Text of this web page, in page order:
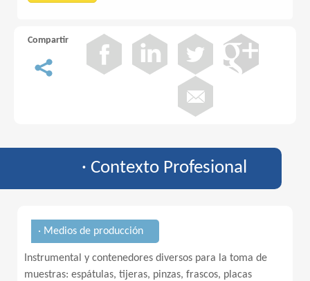
Compartir
· Contexto Profesional
· Medios de producción
Instrumental y contenedores diversos para la toma de
muestras: espátulas, tijeras, pinzas, frascos, placas